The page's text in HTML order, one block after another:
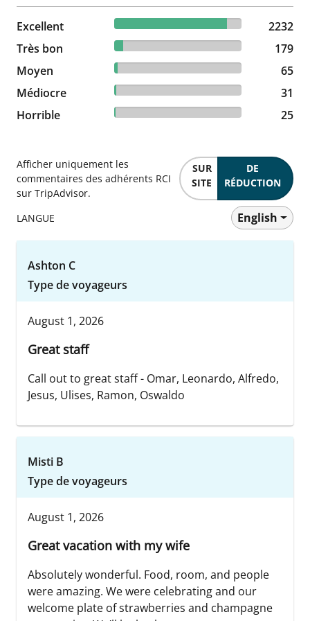
Excellent 88.19% reviewed Excellent
2232 reviews
2232
Très bon
7.07% reviewed Très bon
179 reviews
179
Moyen
2.57% reviewed Moyen
65 reviews
65
Médiocre
1.22% reviewed Médiocre
31 reviews
31
Horrible
0.99% reviewed Horrible
25 reviews 25
Afficher uniquement les
commentaires des adhérents RCI
sur TripAdvisor.
SUR
SITE
DE
RÉDUCTION
LANGUE English
Ashton C
Type de voyageurs
August 1, 2026
Great staff
Call out to great staff - Omar, Leonardo, Alfredo,
Jesus, Ulises, Ramon, Oswaldo
Misti B
Type de voyageurs
August 1, 2026
Great vacation with my wife
Absolutely wonderful. Food, room, and people
were amazing. We were celebrating and our
welcome plate of strawberries and champagne